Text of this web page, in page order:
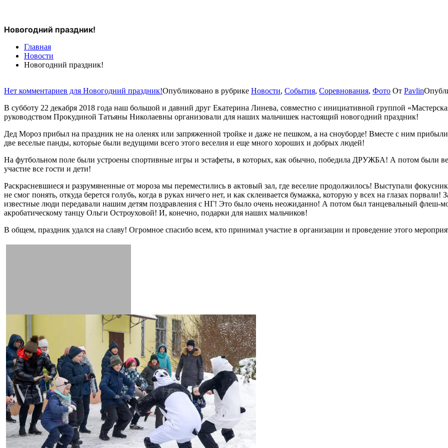
Новогодний праздник!
Главная
Новости
Новогодний праздник!
Нет комментариев для Новогодний праздник!Опубликовано в рубрике Новости, События, Соревнования, Фото От Pavlin
В субботу 22 декабря 2018 года наш большой и давний друг Екатерина Линева, совместно с инициативной группой
руководством Прокудиной Татьяны Николаевны организовали для наших мальчишек настоящий новогодний праздник!
Дед Мороз прибыл на праздник не на оленях или запряженной тройке и даже не пешком, а на сноуборде! Вместе с ним
две веселые панды, которые были ведущими всего этого веселия и еще много хороших и добрых людей!
На футбольном поле были устроены спортивные игры и эстафеты, в которых, как обычно, победила ДРУЖБА! А потом были
участие все гости и дети!
Раскрасневшиеся и разрумяненные от мороза мы переместились в актовый зал, где веселие продолжилось! Выступали
не смог понять, откуда берется голубь, когда в руках ничего нет, и как склеивается бумажка, которую у всех на глазах
известные люди передавали нашим детям поздравления с НГ! Это было очень неожиданно! А потом был танцевальный флеш-
акробатическому танцу Ольги Остроуховой! И, конечно, подарки для наших мальчиков!
В общем, праздник удался на славу! Огромное спасибо всем, кто принимал участие в организации и проведение этого